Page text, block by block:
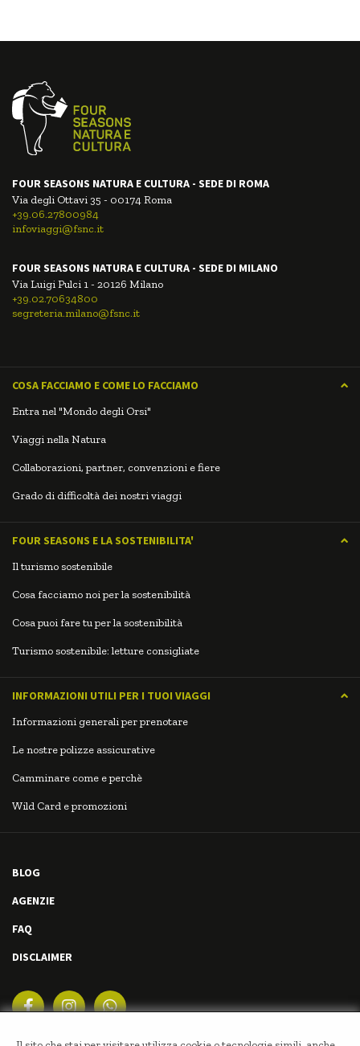
FOUR SEASONS NATURA E CULTURA - SEDE DI ROMA
Via degli Ottavi 35 - 00174 Roma
+39.06.27800984
infoviaggi@fsnc.it
FOUR SEASONS NATURA E CULTURA - SEDE DI MILANO
Via Luigi Pulci 1 - 20126 Milano
+39.02.70634800
segreteria.milano@fsnc.it
COSA FACCIAMO E COME LO FACCIAMO
Entra nel "Mondo degli Orsi"
Viaggi nella Natura
Collaborazioni, partner, convenzioni e fiere
Grado di difficoltà dei nostri viaggi
FOUR SEASONS E LA SOSTENIBILITA'
Il turismo sostenibile
Cosa facciamo noi per la sostenibilità
Cosa puoi fare tu per la sostenibilità
Turismo sostenibile: letture consigliate
INFORMAZIONI UTILI PER I TUOI VIAGGI
Informazioni generali per prenotare
Le nostre polizze assicurative
Camminare come e perchè
Wild Card e promozioni
BLOG
AGENZIE
FAQ
DISCLAIMER